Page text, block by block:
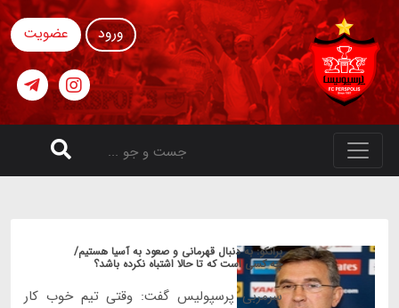
ورود عضویت
برانکو: به دنبال قهرمانی و صعود به آسیا هستیم/
چه کسی است که تا حالا اشتباه نکرده باشد؟
سرمربی پرسپولیس گفت: وقتی تیم خوب کار